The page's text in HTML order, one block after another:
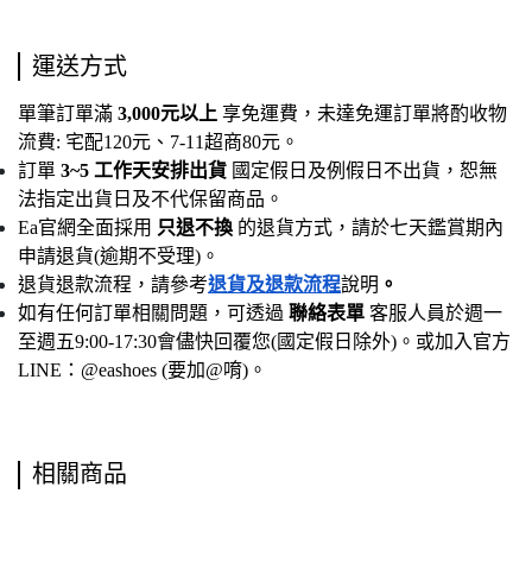
運送方式
單筆訂單滿 3,000元以上 享免運費，未達免運訂單將酌收物
流費: 宅配120元、7-11超商80元。
訂單 3~5 工作天安排出貨 國定假日及例假日不出貨，恕無
法指定出貨日及不代保留商品。
Ea官網全面採用 只退不換 的退貨方式，請於七天鑑賞期內
申請退貨(逾期不受理)。
退貨退款流程，請參考退貨及退款流程說明 。
如有任何訂單相關問題，可透過 聯絡表單 客服人員於週一
至週五9:00-17:30會儘快回覆您(國定假日除外)。或加入官方
LINE：@eashoes (要加@唷)。
相關商品